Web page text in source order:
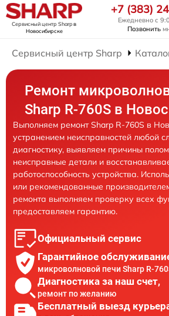
Сервисный центр Sharpв
Новосибирске
+7 (383)
Ежедневно с
Позвонить
Сервисный центр Sharp
Ремонт
Sharp R-760S в
Выполняем ремонт Sharp R-760S в
устранением неисправностей любой
диагностику, выявляем причины
неисправные детали и
работоспособность устройства.
или рекомендованные
ремонта выполняем проверку всех
предоставляем гарантию.
Официальный сервис
Гарантийное
микроволновой печи Sharp R-
Диагностика за наш счет,
ремонт по желанию
Бесплатный выезд